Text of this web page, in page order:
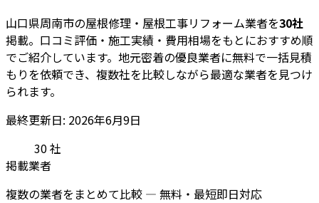
山口県周南市の屋根修理・屋根工事リフォーム業者を30社
掲載。口コミ評価・施工実績・費用相場をもとにおすすめ順
でご紹介しています。地元密着の優良業者に無料で一括見積
もりを依頼でき、複数社を比較しながら最適な業者を見つけ
られます。
最終更新日: 2026年6月9日
30社
掲載業者
複数の業者をまとめて比較 — 無料・最短即日対応